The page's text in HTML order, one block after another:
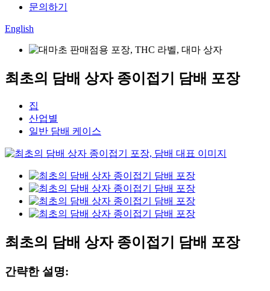
문의하기
English
최초의 담배 상자 종이접기 담배 포장
집
산업별
일반 담배 케이스
최초의 담배 상자 종이접기 담배 포장
간략한 설명: